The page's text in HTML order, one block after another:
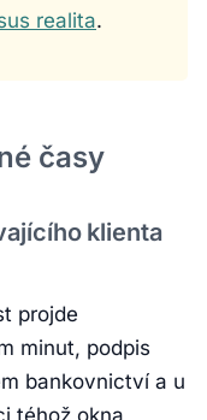
realita.
časy
klienta
projde
minut, podpis
bankovnictví a u
téhož okna